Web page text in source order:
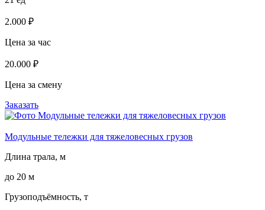
2.000 ₽
Цена за час
20.000 ₽
Цена за смену
Заказать
Модульные тележки для тяжеловесных грузов
Длина трала, м
до 20 м
Грузоподъёмность, т